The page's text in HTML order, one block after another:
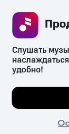
психотропных
их незаконный
© 2026 ООО
Все права
Мы
Слушать
удобно!